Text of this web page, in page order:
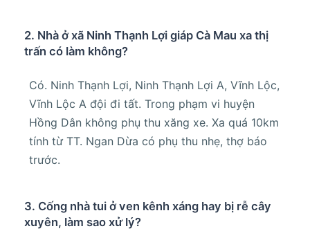
2. Nhà ở xã Ninh Thạnh Lợi giáp Cà Mau xa thị
trấn có làm không?
Có. Ninh Thạnh Lợi, Ninh Thạnh Lợi A, Vĩnh Lộc,
Vĩnh Lộc A đội đi tất. Trong phạm vi huyện
Hồng Dân không phụ thu xăng xe. Xa quá 10km
tính từ TT. Ngan Dừa có phụ thu nhẹ, thợ báo
trước.
3. Cống nhà tui ở ven kênh xáng hay bị rễ cây
xuyên, làm sao xử lý?